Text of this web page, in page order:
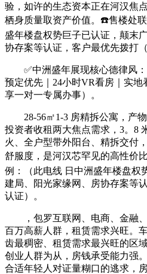
验，如许的生态资本正在河汉焦
栖身质量取资产价值。☎️售楼处
盛年楼盘权势巨子已认证，颠末
协存案等认证，客户最优先拨打
✅中洲盛年展现核心德律风：
预定优先｜24小时VR看房｜实
享一对一专属办事）。
28-56㎡1-3 房精拆公寓，产物
投资者收租两大焦点需求，3。8
火、全户型带外阳台、精拆交付
舒服度，是河汉芯罕见的高性价
例：（此电线 日中洲盛年楼盘权
建局、阳光家缘网、房协存案等
认证）。
，包罗互联网、电商、金融、
百万高薪人群，租赁需求兴旺。
齿最稠密、租赁需求最兴旺的区
创业人群为从，房钱承受能力强
合适年轻人对证量糊口的逃求，